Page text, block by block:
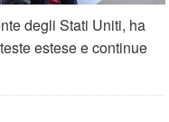
degli Stati Uniti, ha
estese e continue